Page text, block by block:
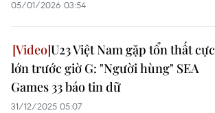
05/01/2026 03:54
U23 Việt Nam gặp tổn thất cực
lớn trước giờ G: "Người hùng" SEA
Games 33 báo tin dữ
31/12/2025 05:07